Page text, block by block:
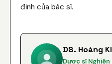
định của bác sĩ.
DS. Hoàng
Dược sĩ